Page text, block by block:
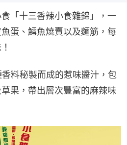
「十三香辣小食雜錦」，一
蛋、鱈魚燒賣以及麵筋，每
料秘製而成的惹味醬汁，包
果，帶出層次豐富的麻辣味